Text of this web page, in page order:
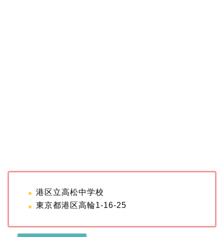
港区立高松中学校
東京都港区高輪1-16-25